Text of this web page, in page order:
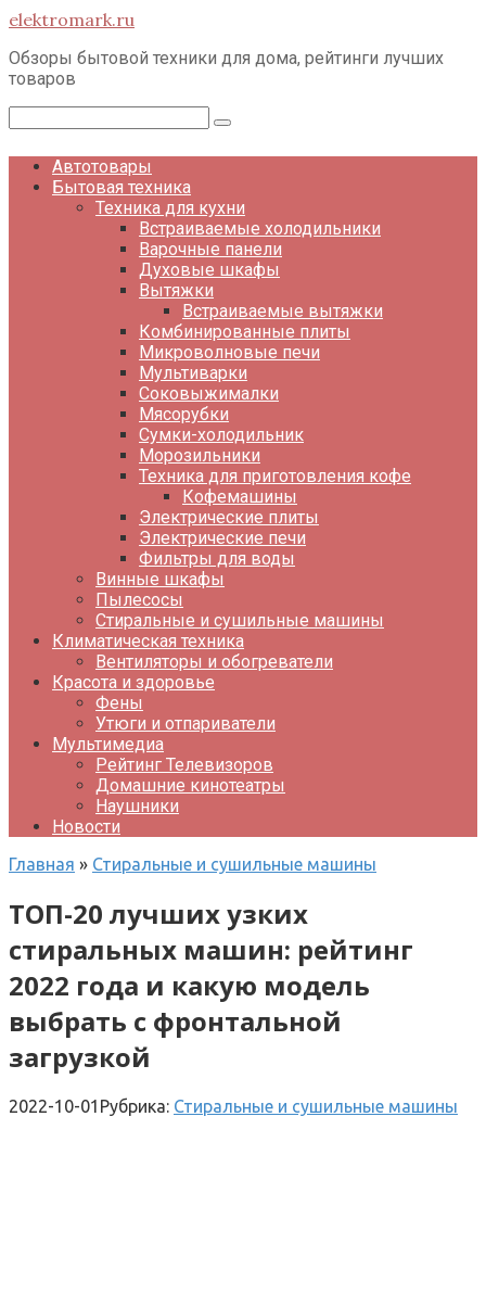
Перейти
контенту
elektromark.ru
Обзоры бытовой техники для дома, рейтинги лучших
товаров
Автотовары
Бытовая техника
Техника для кухни
Встраиваемые холодильники
Варочные панели
Духовые шкафы
Вытяжки
Встраиваемые вытяжки
Комбинированные плиты
Микроволновые печи
Мультиварки
Соковыжималки
Мясорубки
Сумки-холодильник
Морозильники
Техника для приготовления кофе
Кофемашины
Электрические плиты
Электрические печи
Фильтры для воды
Винные шкафы
Пылесосы
Стиральные и сушильные машины
Климатическая техника
Вентиляторы и обогреватели
Красота и здоровье
Фены
Утюги и отпариватели
Мультимедиа
Рейтинг Телевизоров
Домашние кинотеатры
Наушники
Новости
Главная » Стиральные и сушильные машины
ТОП-20 лучших узких
стиральных машин: рейтинг
2022 года и какую модель
выбрать с фронтальной
загрузкой
2022-10-01 Рубрика: Стиральные и сушильные машины